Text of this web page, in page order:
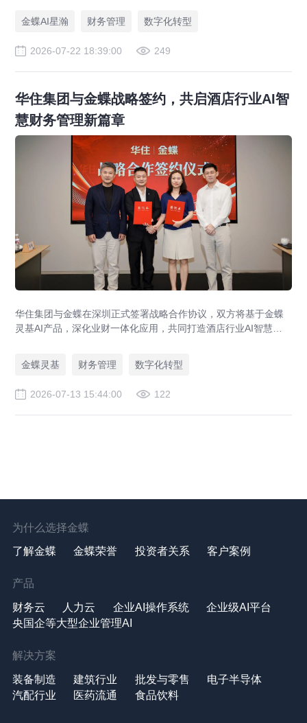
金蝶AI星瀚 财务管理 数字化转型
2026-07-22 18:39:00 249
华住集团与金蝶战略签约，共启酒店行业AI智
慧财务管理新篇章
华住集团与金蝶在深圳正式签署战略合作协议，双方将基于金蝶
灵基AI产品，深化业财一体化应用，共同打造酒店行业AI智慧财
金蝶灵基
财务管理 数字化转型
2026-07-13 15:44:00 122
为什么选择金蝶
了解金蝶 金蝶荣誉 投资者关系 客户案例
产品
财务云 人力云 企业AI操作系统
企业级AI平台
央国企等大型企业管理AI
解决方案
装备制造 建筑行业 批发与零售
电子半导体
汽配行业
医药流通 食品饮料